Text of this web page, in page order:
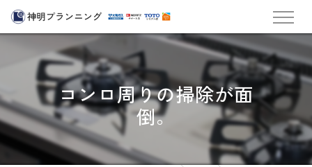
コンロ周りの掃除が面
倒。